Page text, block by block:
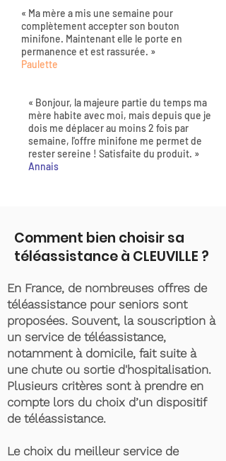
« Ma mère a mis une semaine pour
complètement accepter son bouton
minifone. Maintenant elle le porte en
permanence et est rassurée. »
Paulette
« Bonjour, la majeure partie du temps ma
mère habite avec moi, mais depuis que je
dois me déplacer au moins 2 fois par
semaine, l'offre minifone me permet de
rester sereine ! Satisfaite du produit. »
Annais
Comment bien choisir sa
téléassistance à CLEUVILLE ?
En France, de nombreuses offres de
téléassistance pour seniors sont
proposées. Souvent, la souscription à
un service de téléassistance,
notamment à domicile, fait suite à
une chute ou sortie d'hospitalisation.
Plusieurs critères sont à prendre en
compte lors du choix d’un dispositif
de téléassistance.
Le choix du meilleur service de